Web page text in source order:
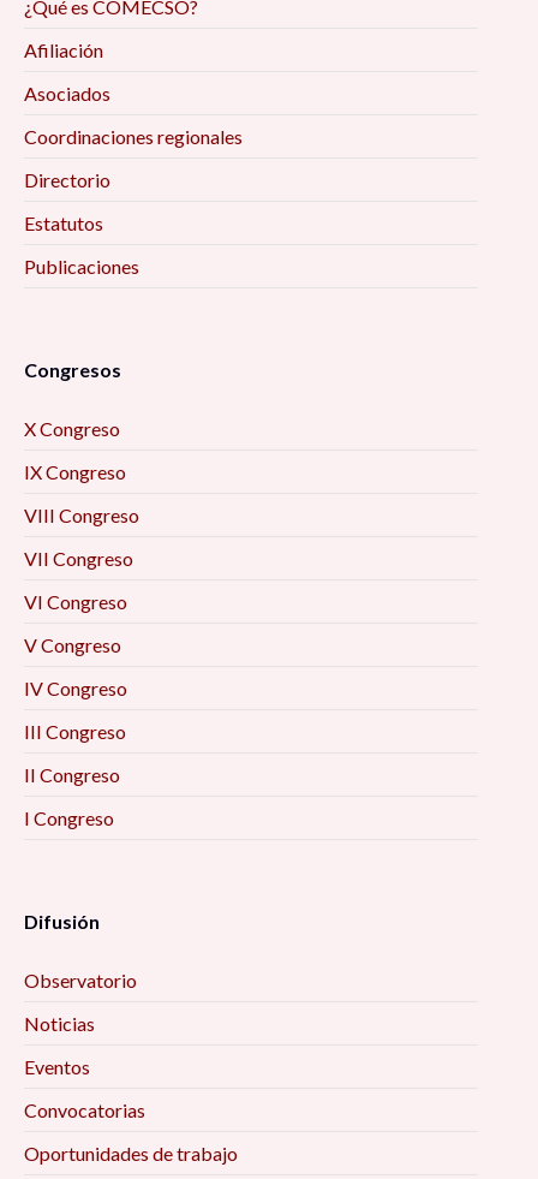
Pandemia Post-COVID-19» 10:00 am
Mesa “Vulnerabilidades y migraciones
los Estados Unidos” 10:00 am
Ponencia «Una mirada hacia la inseguridad
artesanal de la costa de Bahía de Kino Sonora»
Conferencia «El empoderamiento económico de
igualdad sustantiva» 10:40 am
nueva normalidad» 10:40 am
Conversatorio virtual “El COVID-19 y la
educación distanciada” 11:00 am
Conferencia «Los procesos socioeconómicos en
irregulares en Guadalupe, Zacatecas» 11:20 am
Presentación del libro «Diálogo de Saberes y
turismo. Desafíos y oportunidades compartidas
Conversatorio «La vida en situación de calle y el
Ciudad de México, São Paulo, Buenos Aires y
Bogotá» 12:00 pm
¿Qué es COMECSO?
Afiliación
Asociados
Coordinaciones regionales
Directorio
Estatutos
Publicaciones
Congresos
X Congreso
IX Congreso
VIII Congreso
VII Congreso
VI Congreso
V Congreso
IV Congreso
III Congreso
II Congreso
I Congreso
Difusión
Observatorio
Noticias
Eventos
Convocatorias
Oportunidades de trabajo